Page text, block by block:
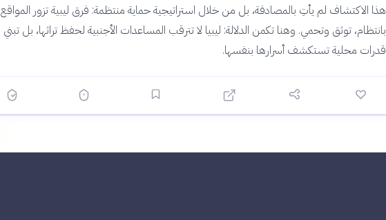
هذا الاكتشاف لم يأتِ بالمصادفة، بل من خلال استراتيجية حماية منتظمة: فرق ليبية تزور المواقع
بانتظام، توثق وتحمي. وهنا تكمن الدلالة: ليبيا لا تترقب المساعدات الأجنبية لحفظ تراثها، بل تبني
قدرات محلية تستكشف أسرارها بنفسها.